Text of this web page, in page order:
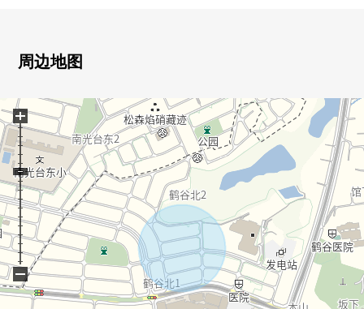
0鹤谷山泽公园步行2分钟的约130m
0MINISTOP南光台东商店步行8分钟的约620m
0TSURUHA药品仙台鹤谷商店步行10分钟的约780m
0鹤谷新鲜ichiba步行10分钟的约800m
0界内鹤谷购物中心Aba步行13分钟约970m
0诗里亚仙台鹤谷商店步行11分钟的约840m
0七十七银行鹤谷分店步行13分钟的约1010m
0COOP MIYAGI鹤谷商店步行13分钟的约990m
0泉南光台南3邮局步行15分钟的约1130m
[交通]
0仙台市营公共汽车"鹤谷特别的支援学校前"公交站步行4分
钟的约250m
周边地图
+
−